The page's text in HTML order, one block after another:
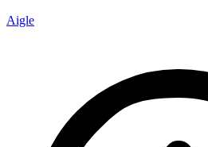
Aigle